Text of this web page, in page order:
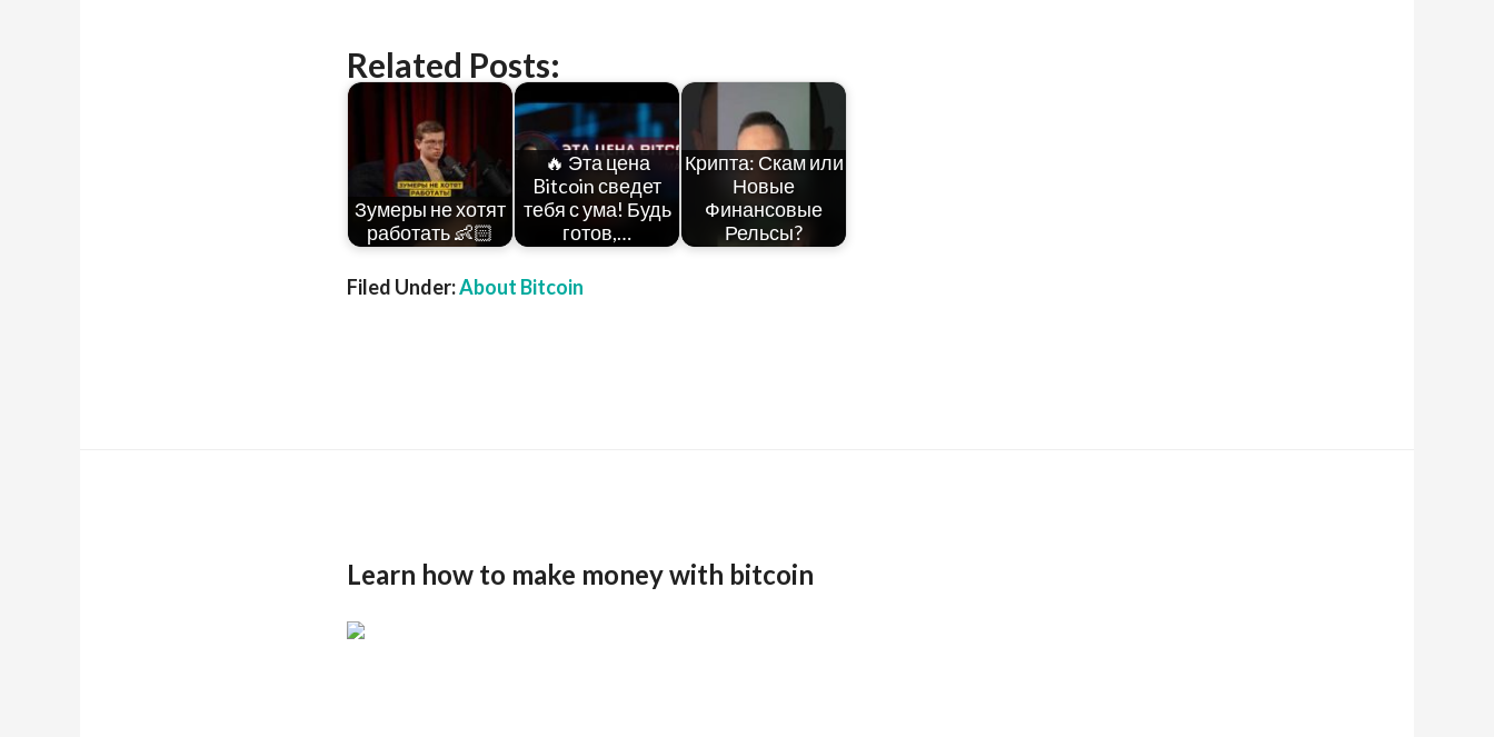
Related Posts:
Зумеры не хотят
работать 👶🏻
🔥 Эта цена
Bitcoin сведет
тебя с ума! Будь
готов,…
Крипта: Скам или
Новые
Финансовые
Рельсы?
Filed Under:About Bitcoin
Learn how to make money with bitcoin